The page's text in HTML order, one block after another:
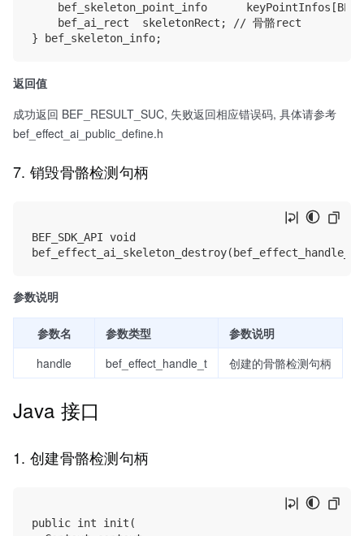
bef_skeleton_point_info
    bef_ai_rect  skeletonRect; // 骨骼rect
返回值
成功返回 BEF_RESULT_SUC, 失败返回相应错误码, 具体请参考
bef_effect_ai_public_define.h
7. 销毁骨骼检测句柄
BEF_SDK_API void
参数说明
参数名 参数类型
参数说明
handle
bef_effect_handle_t 创建的骨骼检测句柄
Java 接口
1. 创建骨骼检测句柄
public int init(